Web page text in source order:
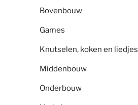
Bovenbouw
Games
Knutselen, koken en liedjes
Middenbouw
Onderbouw